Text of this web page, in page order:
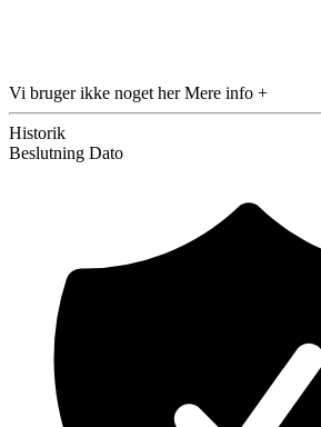
Vi bruger ikke noget herMere info +
Historik
Beslutning Dato